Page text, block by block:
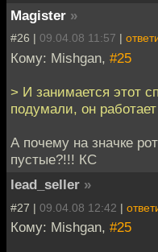
Magister »
#26 | 09.04.08 11:57 |
Кому: Mishgan, #25
> И занимается этот
подумали, он
А почему на значке
пустые?!!! КС
lead_seller »
#27 | 09.04.08 12:42 |
Кому: Mishgan, #25